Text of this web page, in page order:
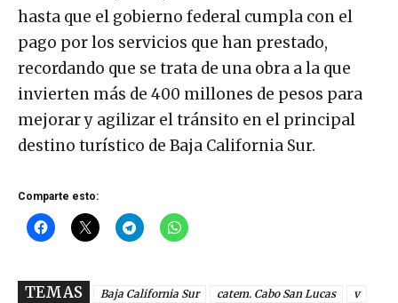
hasta que el gobierno federal cumpla con el
pago por los servicios que han prestado,
recordando que se trata de una obra a la que
invierten más de 400 millones de pesos para
mejorar y agilizar el tránsito en el principal
destino turístico de Baja California Sur.
Comparte esto:
TEMAS Baja California Sur catem. Cabo San Lucas
v